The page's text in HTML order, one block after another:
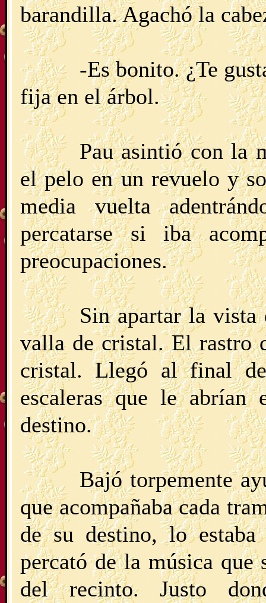
barandilla. Agachó la
-Es bonito. ¿Te
fija en el árbol.
Pau asintió con la
el pelo en un revuelo y
media vuelta
percatarse si iba
preocupaciones.
Sin apartar la vista
valla de cristal. El rastro
cristal. Llegó al final
escaleras que le
destino.
Bajó torpemente
que acompañaba cada
de su destino, lo
percató de la música
del recinto. Justo